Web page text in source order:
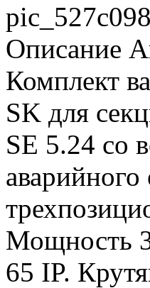
Описание
Комплект
SK для
SE 5.24 со
Мощность
65 IP.